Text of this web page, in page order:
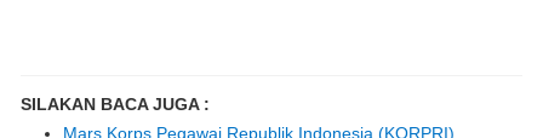
SILAKAN BACA JUGA :
Mars Korps Pegawai Republik Indonesia (KORPRI)